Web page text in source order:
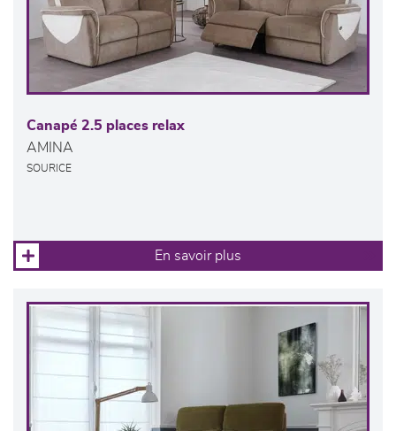
Canapé 2.5 places relax
AMINA
SOURICE
En savoir plus